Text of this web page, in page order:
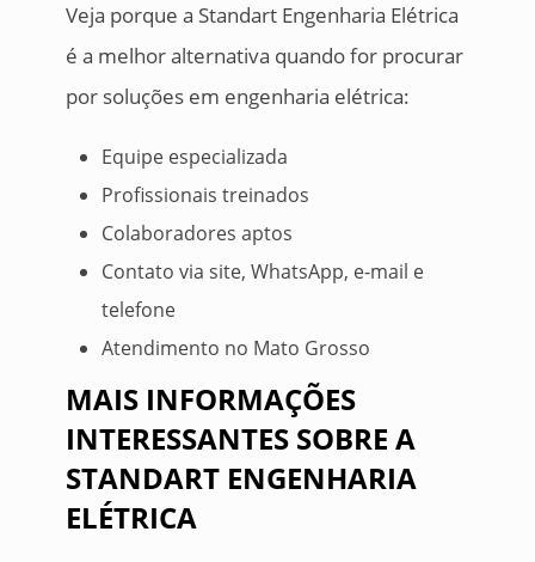
Veja porque a Standart Engenharia Elétrica
é a melhor alternativa quando for procurar
por soluções em engenharia elétrica:
Equipe especializada
Profissionais treinados
Colaboradores aptos
Contato via site, WhatsApp, e-mail e
telefone
Atendimento no Mato Grosso
MAIS INFORMAÇÕES
INTERESSANTES SOBRE A
STANDART ENGENHARIA
ELÉTRICA